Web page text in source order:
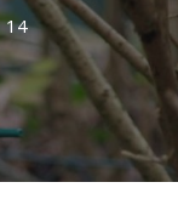
14